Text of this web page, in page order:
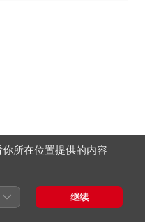
所在位置提供的内容
继续